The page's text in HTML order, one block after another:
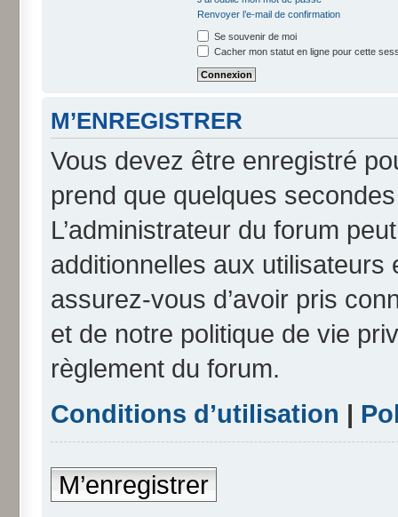
Renvoyer l’e-mail de confirmation
Se souvenir de moi
Cacher mon statut en ligne pour cette
M’ENREGISTRER
Vous devez être enregistré
prend que quelques
L’administrateur du forum
additionnelles aux
assurez-vous d’avoir pris
et de notre politique de vie
règlement du forum.
Conditions d’utilisation |
M’enregistrer